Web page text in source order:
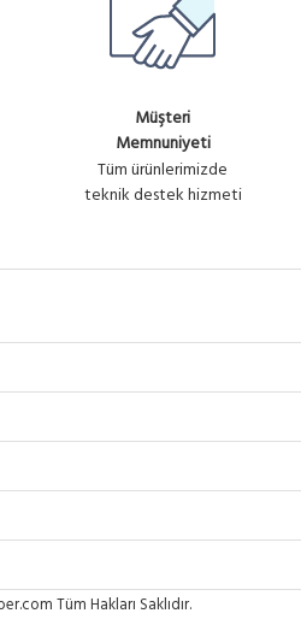
Müşteri
Memnuniyeti
Tüm ürünlerimizde
teknik destek hizmeti
Tüm Hakları Saklıdır.